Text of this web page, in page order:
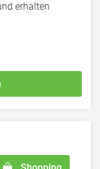
erhalten